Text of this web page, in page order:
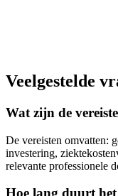
Veelgestelde
Wat zijn de
De vereisten omvatten:
investering,
relevante professionele